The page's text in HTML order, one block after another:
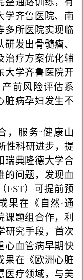
学齐鲁医院、南
多所医院实现临
研发出骨髓瘤、
治疗方案优化辅
大学齐鲁医院开
前风险评估系
脏病孕妇发生不
，服务“健康山
性科研进步，提
瑞典隆德大学合
的问题，发现血
FST）可提前预
果在《自然∙通
题组合作，利
研究手段，首次
心血管病早期快
果在《欧洲心脏
医疗领域，与美